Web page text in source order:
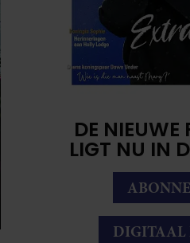
DE NIEUWE
LIGT NU IN
DIGITAAL